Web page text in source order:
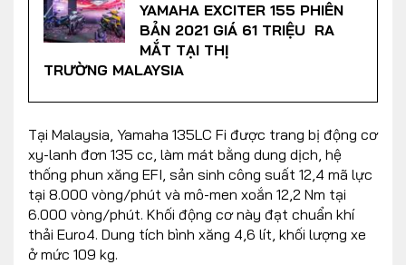
YAMAHA EXCITER 155 PHIÊN
BẢN 2021 GIÁ 61 TRIỆU RA
MẮT TẠI THỊ
TRƯỜNG MALAYSIA
Tại Malaysia, Yamaha 135LC Fi được trang bị động cơ
xy-lanh đơn 135 cc, làm mát bằng dung dịch, hệ
thống phun xăng EFI, sản sinh công suất 12,4 mã lực
tại 8.000 vòng/phút và mô-men xoắn 12,2 Nm tại
6.000 vòng/phút. Khối động cơ này đạt chuẩn khí
thải Euro4. Dung tích bình xăng 4,6 lít, khối lượng xe
ở mức 109 kg.